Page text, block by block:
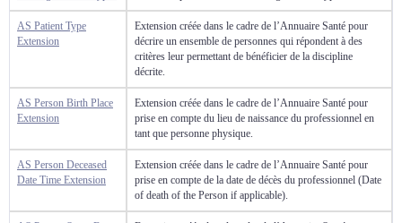
AS Patient Type
Extension
Extension créée dans le cadre de l’Annuaire Santé pour
décrire un ensemble de personnes qui répondent à des
critères leur permettant de bénéficier de la discipline
décrite.
AS Person Birth Place
Extension
Extension créée dans le cadre de l’Annuaire Santé pour
prise en compte du lieu de naissance du professionnel en
tant que personne physique.
AS Person Deceased
Date Time Extension
Extension créée dans le cadre de l’Annuaire Santé pour
prise en compte de la date de décès du professionnel (Date
of death of the Person if applicable).